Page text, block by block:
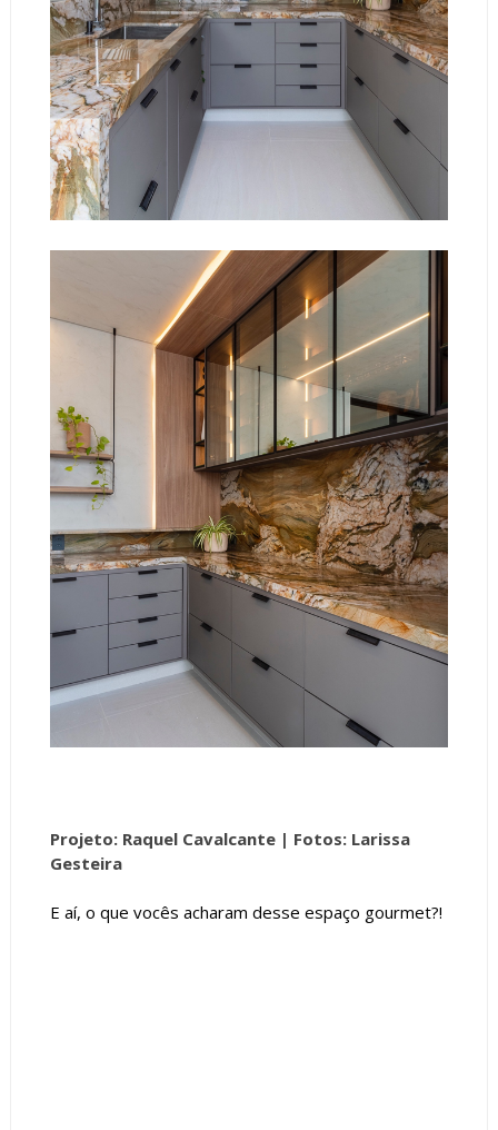
Projeto: Raquel Cavalcante | Fotos: Larissa
Gesteira
E aí, o que vocês acharam desse espaço gourmet?!